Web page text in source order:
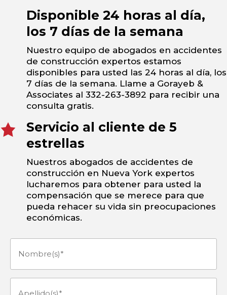
Disponible 24 horas al día,
los 7 días de la semana
Nuestro equipo de abogados en accidentes
de construcción expertos estamos
disponibles para usted las 24 horas al día, los
7 días de la semana. Llame a Gorayeb &
Associates al 332-263-3892 para recibir una
consulta gratis.
Servicio al cliente de 5
estrellas
Nuestros abogados de accidentes de
construcción en Nueva York expertos
lucharemos para obtener para usted la
compensación que se merece para que
pueda rehacer su vida sin preocupaciones
económicas.
Nombre(s)
Apellido(s)